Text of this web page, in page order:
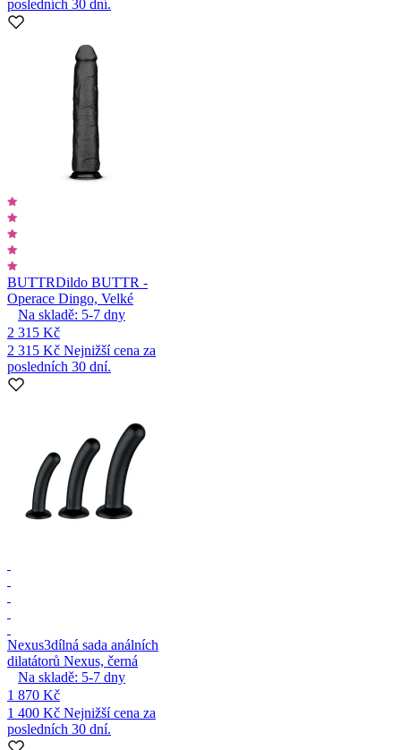
posledních 30 dní.
BUTTRDildo BUTTR -
Operace Dingo, Velké
Na skladě: 5-7 dny
2 315 Kč
2 315 Kč Nejnižší cena za
posledních 30 dní.
Nexus3dílná sada análních
dilatátorů Nexus, černá
Na skladě: 5-7 dny
1 870 Kč
1 400 Kč Nejnižší cena za
posledních 30 dní.